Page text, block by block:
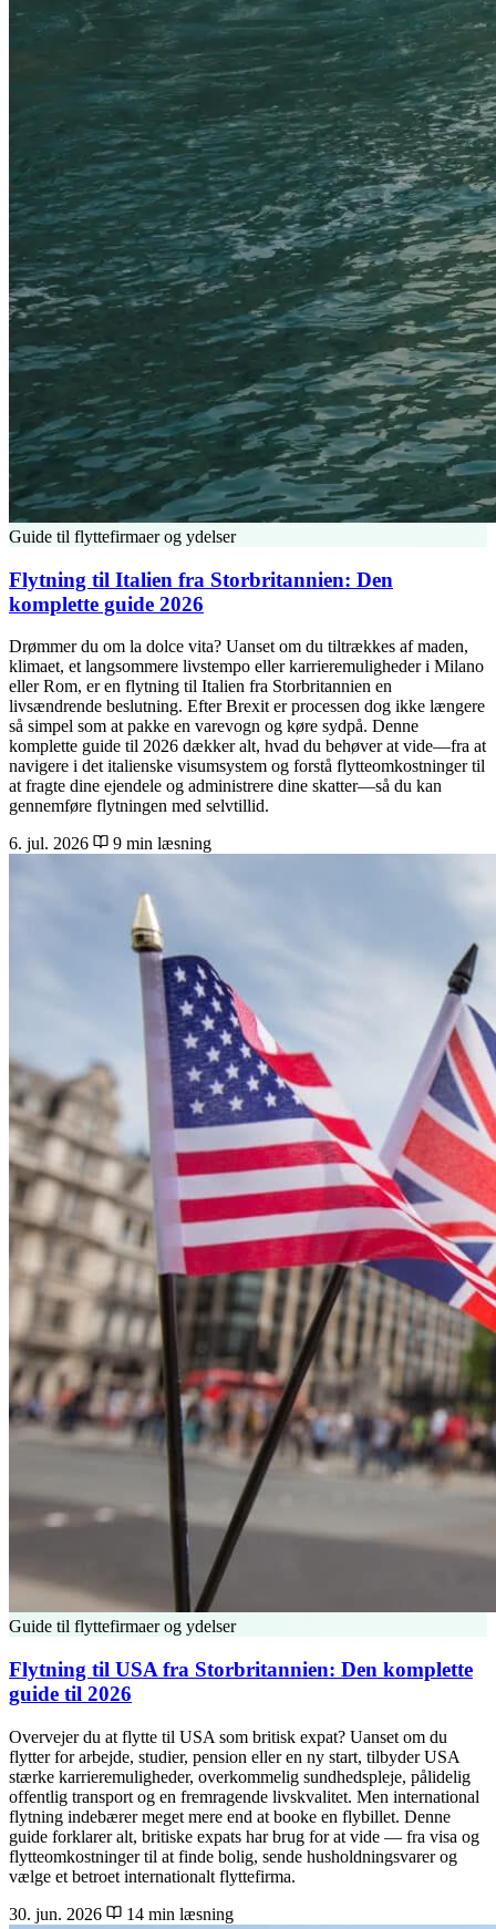
Guide til flyttefirmaer og ydelser
Flytning til Italien fra Storbritannien: Den
komplette guide 2026
Drømmer du om la dolce vita? Uanset om du tiltrækkes af maden,
klimaet, et langsommere livstempo eller karrieremuligheder i Milano
eller Rom, er en flytning til Italien fra Storbritannien en
livsændrende beslutning. Efter Brexit er processen dog ikke længere
så simpel som at pakke en varevogn og køre sydpå. Denne
komplette guide til 2026 dækker alt, hvad du behøver at vide—fra at
navigere i det italienske visumsystem og forstå flytteomkostninger til
at fragte dine ejendele og administrere dine skatter—så du kan
gennemføre flytningen med selvtillid.
6. jul. 2026
9 min læsning
Guide til flyttefirmaer og ydelser
Flytning til USA fra Storbritannien: Den komplette
guide til 2026
Overvejer du at flytte til USA som britisk expat? Uanset om du
flytter for arbejde, studier, pension eller en ny start, tilbyder USA
stærke karrieremuligheder, overkommelig sundhedspleje, pålidelig
offentlig transport og en fremragende livskvalitet. Men international
flytning indebærer meget mere end at booke en flybillet. Denne
guide forklarer alt, britiske expats har brug for at vide — fra visa og
flytteomkostninger til at finde bolig, sende husholdningsvarer og
vælge et betroet internationalt flyttefirma.
30. jun. 2026
14 min læsning